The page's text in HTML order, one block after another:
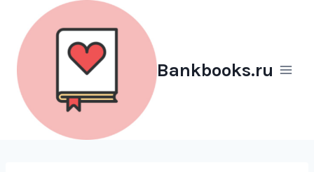
Перейти
содержимому
Bankbooks.ru